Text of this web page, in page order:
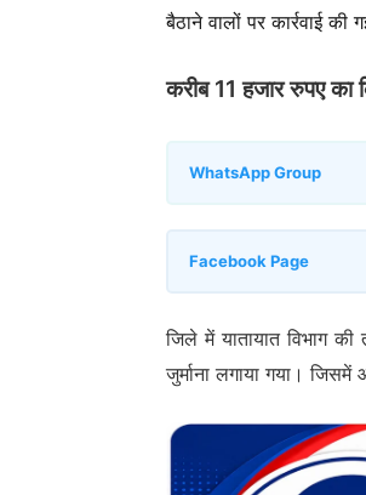
बैठाने वालों पर कार्रवाई की
करीब 11 हजार रुपए का
WhatsApp Group
Facebook Page
जिले में यातायात विभाग
जुर्माना लगाया गया।